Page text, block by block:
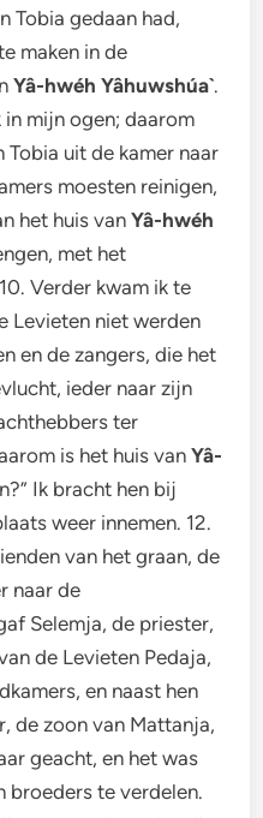
Tobia gedaan had,
maken in de
Yâ-hwéh Yâhuwshúa`.
mijn ogen; daarom
uit de kamer naar
moesten reinigen,
het huis vanYâ-hwéh
met het
Verder kwam ik te
Levieten niet werden
en de zangers, die het
ieder naar zijn
ter
is het huis vanYâ-
Ik bracht hen bij
weer innemen. 12.
van het graan, de
naar de
Selemja, de priester,
de Levieten Pedaja,
en naast hen
de zoon van Mattanja,
geacht, en het was
broeders te verdelen.